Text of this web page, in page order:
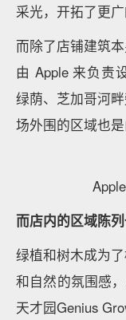
能反映当地的城
址不仅是投资地
而广场的另一个
Apple 最后一次
这一数
Apple 的零售店
理想数字则是在
而这次上海静安
积达到了 3835.24